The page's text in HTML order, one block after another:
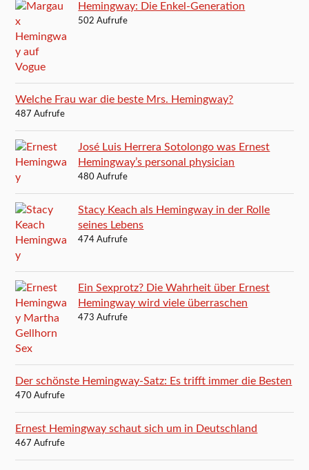
Hemingway: Die Enkel-Generation
502 Aufrufe
Welche Frau war die beste Mrs. Hemingway?
487 Aufrufe
José Luis Herrera Sotolongo was Ernest
Hemingway’s personal physician
480 Aufrufe
Stacy Keach als Hemingway in der Rolle
seines Lebens
474 Aufrufe
Ein Sexprotz? Die Wahrheit über Ernest
Hemingway wird viele überraschen
473 Aufrufe
Der schönste Hemingway-Satz: Es trifft immer die Besten
470 Aufrufe
Ernest Hemingway schaut sich um in Deutschland
467 Aufrufe